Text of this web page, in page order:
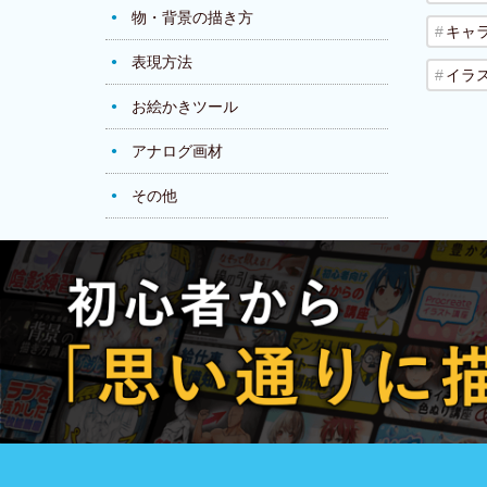
物・背景の描き方
表現方法
お絵かきツール
アナログ画材
その他
キャ
イラ